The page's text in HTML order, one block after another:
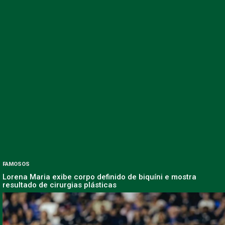
FAMOSOS
Lorena Maria exibe corpo definido de biquíni e mostra
resultado de cirurgias plásticas